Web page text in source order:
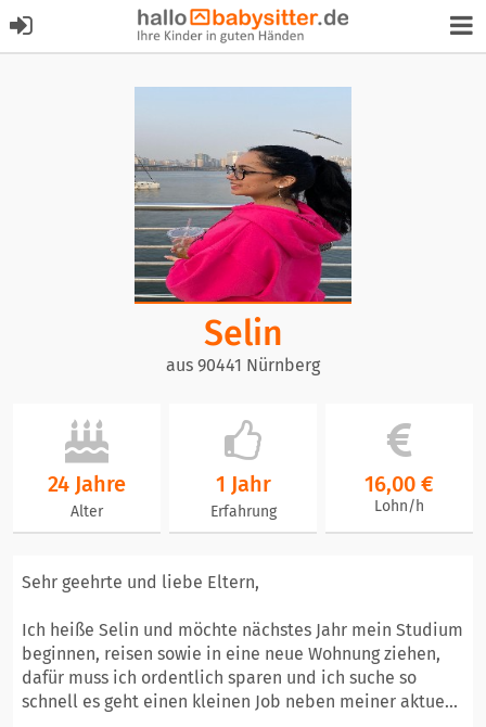
Selin
aus 90441 Nürnberg
24 Jahre
Alter
1 Jahr
Erfahrung
16,00 €
Lohn/h
Sehr geehrte und liebe Eltern,
Ich heiße Selin und möchte nächstes Jahr mein Studium
beginnen, reisen sowie in eine neue Wohnung ziehen,
dafür muss ich ordentlich sparen und ich suche so
schnell es geht einen kleinen Job neben meiner aktue...